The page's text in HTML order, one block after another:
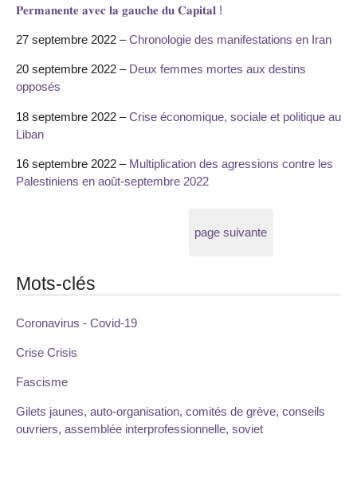
𝐏𝐞𝐫𝐦𝐚𝐧𝐞𝐧𝐭𝐞 𝐚𝐯𝐞𝐜 𝐥𝐚 𝐠𝐚𝐮𝐜𝐡𝐞 𝐝𝐮 𝐂𝐚𝐩𝐢𝐭𝐚𝐥 !
27 septembre 2022 –Chronologie des manifestations en Iran
20 septembre 2022 – Deux femmes mortes aux destins
opposés
18 septembre 2022 –Crise économique, sociale et politique au
Liban
16 septembre 2022 – Multiplication des agressions contre les
Palestiniens en août-septembre 2022
page suivante
Mots-clés
Coronavirus - Covid-19
Crise Crisis
Fascisme
Gilets jaunes, auto-organisation, comités de grève, conseils
ouvriers, assemblée interprofessionnelle, soviet